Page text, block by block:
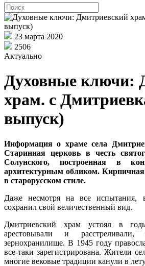
23 марта 2020
2506
Актуально
Духовные ключи:
храм. с
выпуск)
Информация о храме села
Старинная церковь в честь
Солунского, построенная в
архитектурным обликом.
в старорусском стиле.
Даже несмотря на все
сохранил свой величественный вид.
Дмитриевский храм устоял в
арестовывали и
зернохранилище. В 1945 году
все-таки зарегистрирована. Жители
многие вековые традиции канули в